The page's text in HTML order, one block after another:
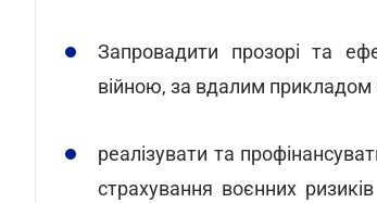
Запровадити прозорі та
війною, за вдалим прикладом
реалізувати та
страхування воєнних